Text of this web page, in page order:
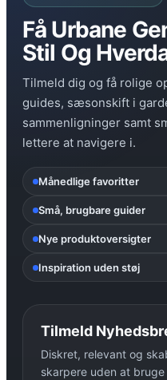
Få Urbane
Stil Og
Tilmeld dig og få rolige
guides, sæsonskift i
sammenligninger samt
lettere at navigere i.
Månedlige favoritter
Små, brugbare guider
Nye produktoversigter
Inspiration uden støj
Tilmeld
Diskret, relevant og
skarpere uden at